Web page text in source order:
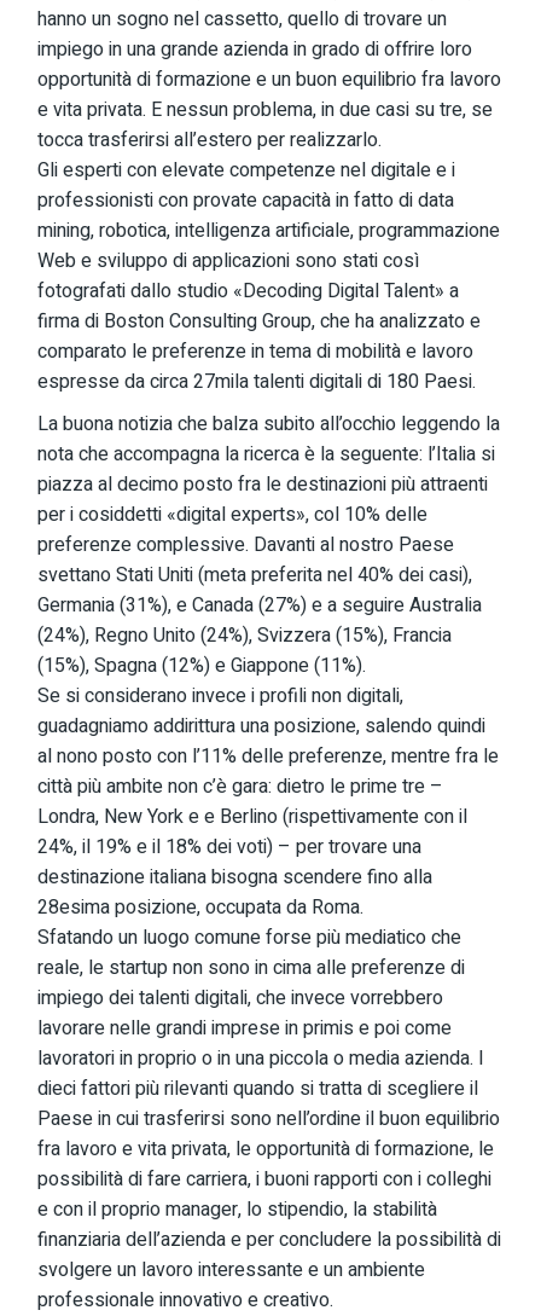
hanno un sogno nel cassetto, quello di trovare un
impiego in una grande azienda in grado di offrire loro
opportunità di formazione e un buon equilibrio fra lavoro
e vita privata. E nessun problema, in due casi su tre, se
tocca trasferirsi all’estero per realizzarlo.
Gli esperti con elevate competenze nel digitale e i
professionisti con provate capacità in fatto di data
mining, robotica, intelligenza artificiale, programmazione
Web e sviluppo di applicazioni sono stati così
fotografati dallo studio «Decoding Digital Talent» a
firma di Boston Consulting Group, che ha analizzato e
comparato le preferenze in tema di mobilità e lavoro
espresse da circa 27mila talenti digitali di 180 Paesi.
La buona notizia che balza subito all’occhio leggendo la
nota che accompagna la ricerca è la seguente: l’Italia si
piazza al decimo posto fra le destinazioni più attraenti
per i cosiddetti «digital experts», col 10% delle
preferenze complessive. Davanti al nostro Paese
svettano Stati Uniti (meta preferita nel 40% dei casi),
Germania (31%), e Canada (27%) e a seguire Australia
(24%), Regno Unito (24%), Svizzera (15%), Francia
(15%), Spagna (12%) e Giappone (11%).
Se si considerano invece i profili non digitali,
guadagniamo addirittura una posizione, salendo quindi
al nono posto con l’11% delle preferenze, mentre fra le
città più ambite non c’è gara: dietro le prime tre –
Londra, New York e e Berlino (rispettivamente con il
24%, il 19% e il 18% dei voti) – per trovare una
destinazione italiana bisogna scendere fino alla
28esima posizione, occupata da Roma.
Sfatando un luogo comune forse più mediatico che
reale, le startup non sono in cima alle preferenze di
impiego dei talenti digitali, che invece vorrebbero
lavorare nelle grandi imprese in primis e poi come
lavoratori in proprio o in una piccola o media azienda. I
dieci fattori più rilevanti quando si tratta di scegliere il
Paese in cui trasferirsi sono nell’ordine il buon equilibrio
fra lavoro e vita privata, le opportunità di formazione, le
possibilità di fare carriera, i buoni rapporti con i colleghi
e con il proprio manager, lo stipendio, la stabilità
finanziaria dell’azienda e per concludere la possibilità di
svolgere un lavoro interessante e un ambiente
professionale innovativo e creativo.